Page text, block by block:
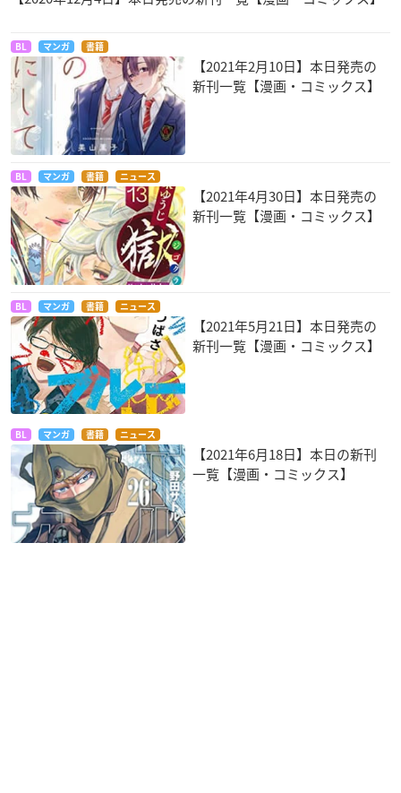
BL マンガ 書籍
【2021年2月10日】本日発売の
新刊一覧【漫画・コミックス】
BL マンガ 書籍 ニュース
【2021年4月30日】本日発売の
新刊一覧【漫画・コミックス】
BL マンガ 書籍 ニュース
【2021年5月21日】本日発売の
新刊一覧【漫画・コミックス】
BL マンガ 書籍 ニュース
【2021年6月18日】本日の新刊
一覧【漫画・コミックス】